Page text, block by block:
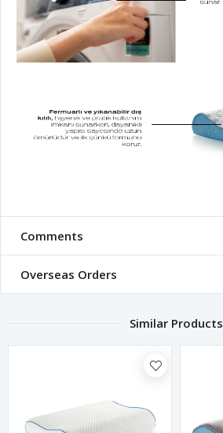
Comments
Overseas Orders
Similar Products